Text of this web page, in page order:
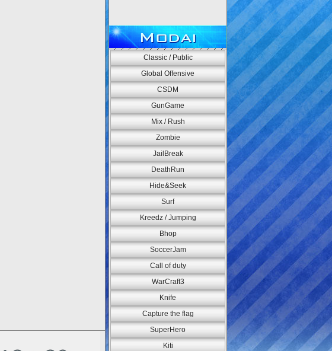
Modai
Classic / Public
Global Offensive
CSDM
GunGame
Mix / Rush
Zombie
JailBreak
DeathRun
Hide&Seek
Surf
Kreedz / Jumping
Bhop
SoccerJam
Call of duty
WarCraft3
Knife
Capture the flag
SuperHero
Kiti